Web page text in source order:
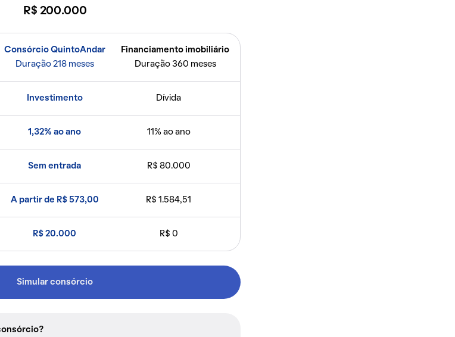
R$ 200.000
Consórcio QuintoAndar
Duração 218 meses
Financiamento imobiliário
Duração 360 meses
Investimento Dívida
1,32% ao ano 11% ao ano
Sem entrada R$ 80.000
A partir de R$ 573,00 R$ 1.584,51
R$ 20.000 R$ 0
Simular consórcio